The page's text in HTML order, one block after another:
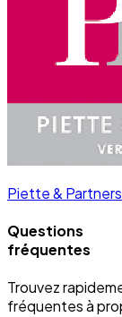
Piette & Partners
Questions
fréquentes
Trouvez
fréquentes à